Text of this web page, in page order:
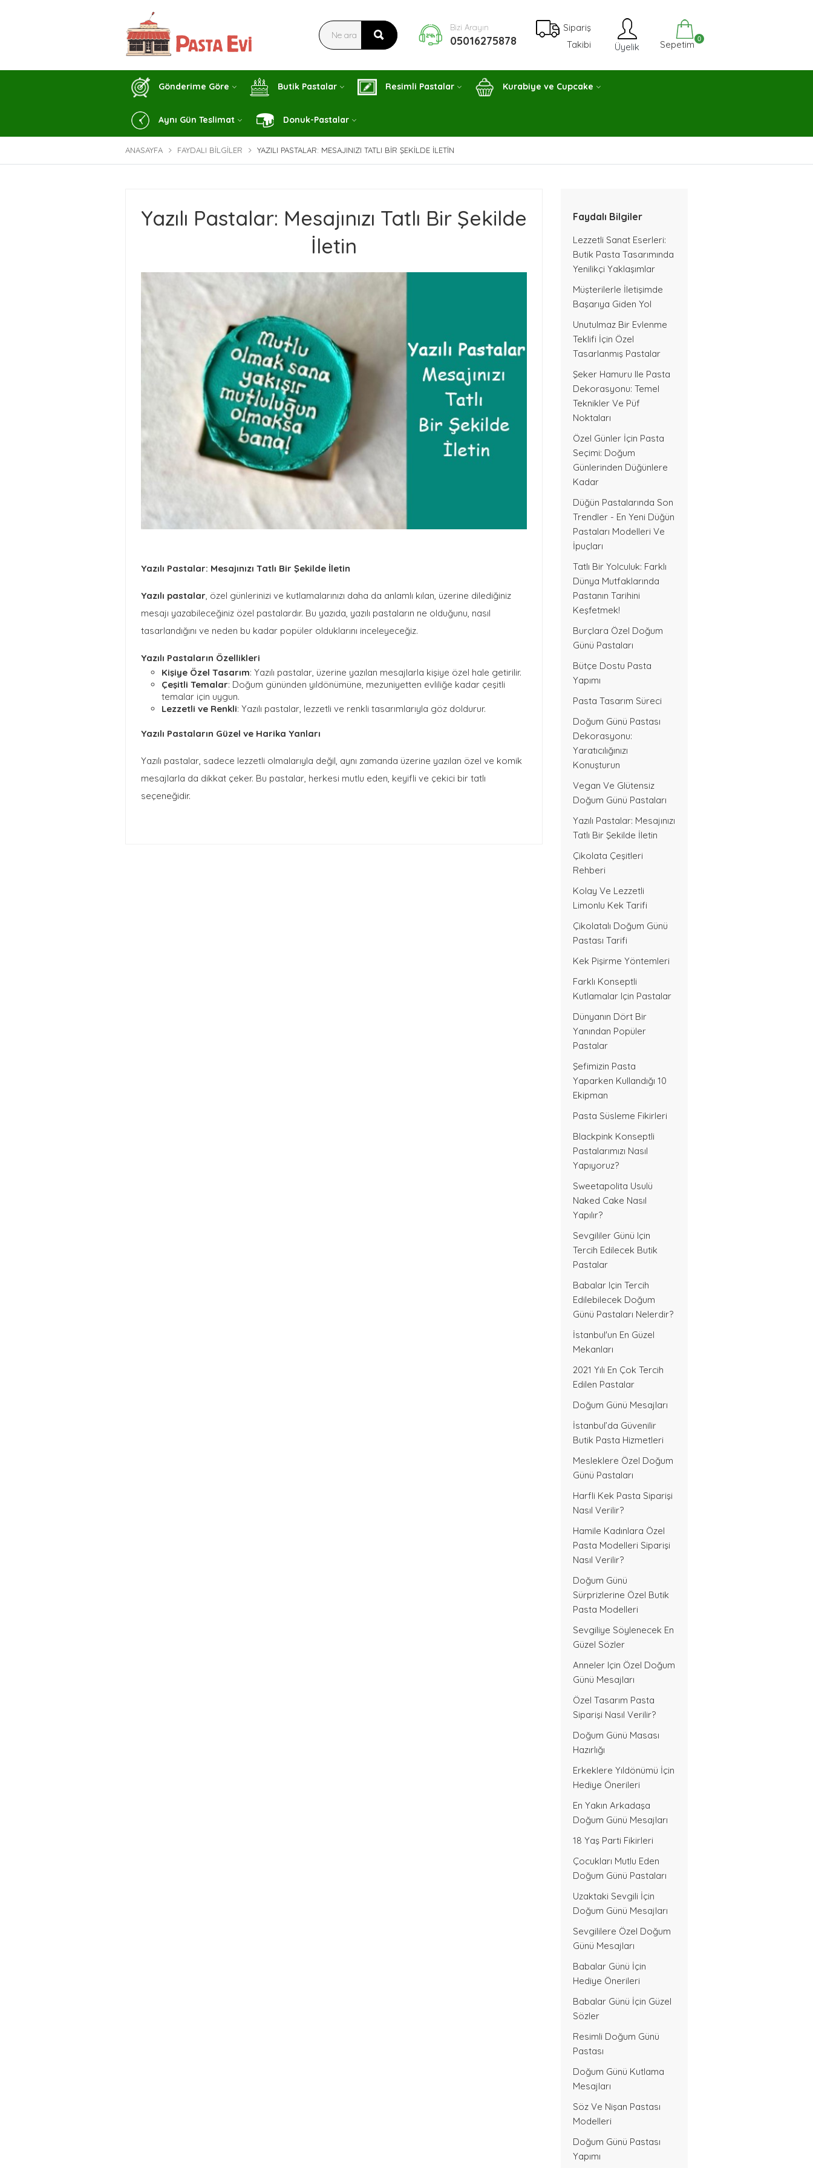
Sipariş
Takibi
Bizi Arayın
05016275878 Üyelik Sepetim 0
Gönderime Göre Butik Pastalar Resimli Pastalar Kurabiye ve Cupcake
Aynı Gün Teslimat Donuk-Pastalar
ANASAYFA FAYDALI BILGILER YAZILI PASTALAR: MESAJINIZI TATLI BIR ŞEKILDE İLETIN
Faydalı Bilgiler
Lezzetli Sanat Eserleri:
Butik Pasta Tasarımında
Yenilikçi Yaklaşımlar
Müşterilerle İletişimde
Başarıya Giden Yol
Unutulmaz Bir Evlenme
Teklifi İçin Özel
Tasarlanmış Pastalar
Şeker Hamuru Ile Pasta
Dekorasyonu: Temel
Teknikler Ve Püf
Noktaları
Özel Günler İçin Pasta
Seçimi: Doğum
Günlerinden Düğünlere
Kadar
Düğün Pastalarında Son
Trendler - En Yeni Düğün
Pastaları Modelleri Ve
İpuçları
Tatlı Bir Yolculuk: Farklı
Dünya Mutfaklarında
Pastanın Tarihini
Keşfetmek!
Burçlara Özel Doğum
Günü Pastaları
Bütçe Dostu Pasta
Yapımı
Pasta Tasarım Süreci
Doğum Günü Pastası
Dekorasyonu:
Yaratıcılığınızı
Konuşturun
Vegan Ve Glütensiz
Doğum Günü Pastaları
Yazılı Pastalar: Mesajınızı
Tatlı Bir Şekilde İletin
Çikolata Çeşitleri
Rehberi
Kolay Ve Lezzetli
Limonlu Kek Tarifi
Çikolatalı Doğum Günü
Pastası Tarifi
Kek Pişirme Yöntemleri
Farklı Konseptli
Kutlamalar Için Pastalar
Dünyanın Dört Bir
Yanından Popüler
Pastalar
Şefimizin Pasta
Yaparken Kullandığı 10
Ekipman
Pasta Süsleme Fikirleri
Blackpink Konseptli
Pastalarımızı Nasıl
Yapıyoruz?
Sweetapolita Usulü
Naked Cake Nasıl
Yapılır?
Sevgililer Günü Için
Tercih Edilecek Butik
Pastalar
Babalar Için Tercih
Edilebilecek Doğum
Günü Pastaları Nelerdir?
İstanbul'un En Güzel
Mekanları
2021 Yılı En Çok Tercih
Edilen Pastalar
Doğum Günü Mesajları
İstanbul’da Güvenilir
Butik Pasta Hizmetleri
Mesleklere Özel Doğum
Günü Pastaları
Harfli Kek Pasta Siparişi
Nasıl Verilir?
Hamile Kadınlara Özel
Pasta Modelleri Siparişi
Nasıl Verilir?
Doğum Günü
Sürprizlerine Özel Butik
Pasta Modelleri
Sevgiliye Söylenecek En
Güzel Sözler
Anneler Için Özel Doğum
Günü Mesajları
Özel Tasarım Pasta
Siparişi Nasıl Verilir?
Doğum Günü Masası
Hazırlığı
Erkeklere Yıldönümü İçin
Hediye Önerileri
En Yakın Arkadaşa
Doğum Günü Mesajları
18 Yaş Parti Fikirleri
Çocukları Mutlu Eden
Doğum Günü Pastaları
Uzaktaki Sevgili İçin
Doğum Günü Mesajları
Sevgililere Özel Doğum
Günü Mesajları
Babalar Günü İçin
Hediye Önerileri
Babalar Günü İçin Güzel
Sözler
Resimli Doğum Günü
Pastası
Doğum Günü Kutlama
Mesajları
Söz Ve Nişan Pastası
Modelleri
Doğum Günü Pastası
Yapımı
Yazılı Pastalar: Mesajınızı Tatlı Bir Şekilde
İletin
Yazılı Pastalar: Mesajınızı Tatlı Bir Şekilde İletin
Yazılı pastalar, özel günlerinizi ve kutlamalarınızı daha da anlamlı kılan, üzerine dilediğiniz
mesajı yazabileceğiniz özel pastalardır. Bu yazıda, yazılı pastaların ne olduğunu, nasıl
tasarlandığını ve neden bu kadar popüler olduklarını inceleyeceğiz.
Yazılı Pastaların Özellikleri
Kişiye Özel Tasarım: Yazılı pastalar, üzerine yazılan mesajlarla kişiye özel hale getirilir.
Çeşitli Temalar: Doğum gününden yıldönümüne, mezuniyetten evliliğe kadar çeşitli
temalar için uygun.
Lezzetli ve Renkli: Yazılı pastalar, lezzetli ve renkli tasarımlarıyla göz doldurur.
Yazılı Pastaların Güzel ve Harika Yanları
Yazılı pastalar, sadece lezzetli olmalarıyla değil, aynı zamanda üzerine yazılan özel ve komik
mesajlarla da dikkat çeker. Bu pastalar, herkesi mutlu eden, keyifli ve çekici bir tatlı
seçeneğidir.